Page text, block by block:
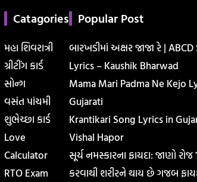
Catagories
મહા શિવરાત્રી
ગ્રીટીંગ કાર્ડ
સોન્ગ
વસંત પાંચમી
શુભેચ્છા કાર્ડ
Love
Calculator
RTO Exam
Popular Post
બારખડીમાં અક્ષર જાજા રે |
Lyrics – Kaushik Bharwad
Mama Mari Padma Ne Kejo
Gujarati
Krantikari Song Lyrics in
Vishal Hapor
સૂર્ય નમસ્કારના ફાયદા: જાણો રોજ
કરવાથી શરીરને થાય છે ગજબ